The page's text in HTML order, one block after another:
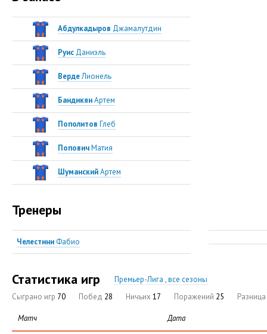
Абдулкадыров Джамалутдин
Руис Даниэль
ВердеЛионель
БандикянАртем
Пополитов Глеб
ПоповичМатия
ШуманскийАртем
Тренеры
ЧелестиниФабио
Статистика игр
Премьер-Лига , все сезоны
Сыграно игр 70 Побед 28 Ничьих 17 Поражений 25 Разница
Матч Дата